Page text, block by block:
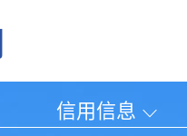
信用信息